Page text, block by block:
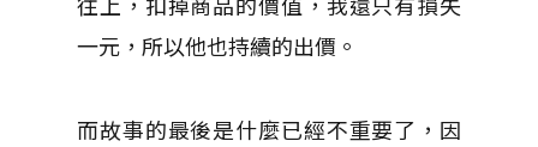
一元，所以他也持續的出價。
而故事的最後是什麼已經不重要了，因